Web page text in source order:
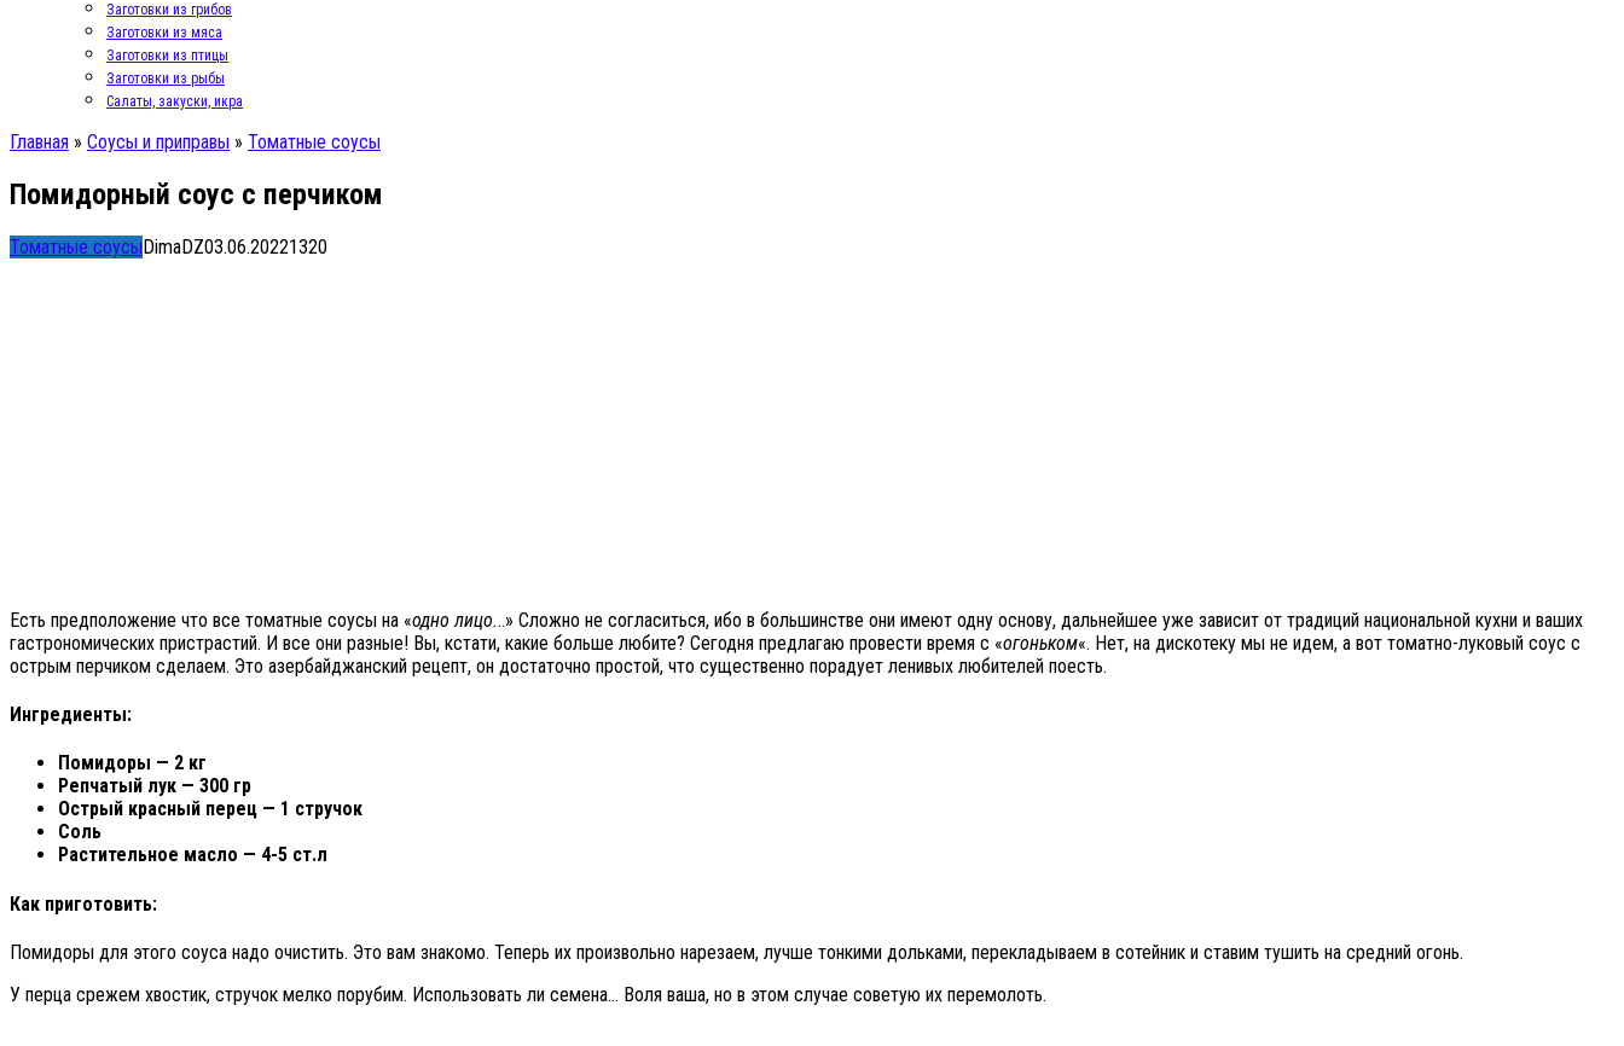
Заготовки из грибов
Заготовки из мяса
Заготовки из птицы
Заготовки из рыбы
Салаты, закуски, икра
Главная » Соусы и приправы » Томатные соусы
Помидорный соус с перчиком
Томатные соусыDimaDZ03.06.20221320
Есть предположение что все томатные соусы на «одно лицо...» Сложно не согласиться, ибо в большинстве они имеют одну основу, дальнейшее уже зависит от традиций национальной кухни и ваших
гастрономических пристрастий. И все они разные! Вы, кстати, какие больше любите? Сегодня предлагаю провести время с «огоньком«. Нет, на дискотеку мы не идем, а вот томатно-луковый соус с
острым перчиком сделаем. Это азербайджанский рецепт, он достаточно простой, что существенно порадует ленивых любителей поесть.
Ингредиенты:
Помидоры — 2 кг
Репчатый лук — 300 гр
Острый красный перец — 1 стручок
Соль
Растительное масло — 4-5 ст.л
Как приготовить:
Помидоры для этого соуса надо очистить. Это вам знакомо. Теперь их произвольно нарезаем, лучше тонкими дольками, перекладываем в сотейник и ставим тушить на средний огонь.
У перца срежем хвостик, стручок мелко порубим. Использовать ли семена… Воля ваша, но в этом случае советую их перемолоть.